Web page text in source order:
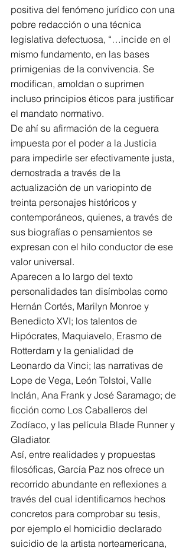
positiva del fenómeno jurídico con una
pobre redacción o una técnica
legislativa defectuosa, “…incide en el
mismo fundamento, en las bases
primigenias de la convivencia. Se
modifican, amoldan o suprimen
incluso principios éticos para justificar
el mandato normativo.
De ahí su afirmación de la ceguera
impuesta por el poder a la Justicia
para impedirle ser efectivamente justa,
demostrada a través de la
actualización de un variopinto de
treinta personajes históricos y
contemporáneos, quienes, a través de
sus biografías o pensamientos se
expresan con el hilo conductor de ese
valor universal.
Aparecen a lo largo del texto
personalidades tan disímbolas como
Hernán Cortés, Marilyn Monroe y
Benedicto XVI; los talentos de
Hipócrates, Maquiavelo, Erasmo de
Rotterdam y la genialidad de
Leonardo da Vinci; las narrativas de
Lope de Vega, León Tolstoi, Valle
Inclán, Ana Frank y José Saramago; de
ficción como Los Caballeros del
Zodíaco, y las película Blade Runner y
Gladiator.
Así, entre realidades y propuestas
filosóficas, García Paz nos ofrece un
recorrido abundante en reflexiones a
través del cual identificamos hechos
concretos para comprobar su tesis,
por ejemplo el homicidio declarado
suicidio de la artista norteamericana,